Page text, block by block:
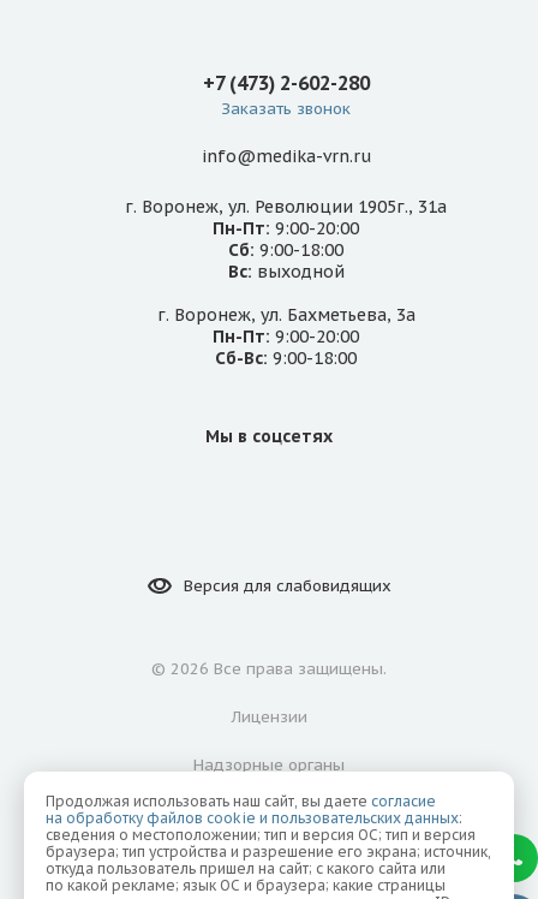
+7 (473) 2-602-280
Заказать звонок
info@medika-vrn.ru
г. Воронеж, ул. Революции 1905г., 31а
Пн-Пт: 9:00-20:00
Сб: 9:00-18:00
Вс: выходной
г. Воронеж, ул. Бахметьева, 3а
Пн-Пт: 9:00-20:00
Сб-Вс: 9:00-18:00
Мы в соцсетях
Версия для слабовидящих
© 2026 Все права защищены.
Лицензии
Надзорные органы
Политика конфиденциальности
Согласие на обработку персональных данных
Продолжая использовать наш сайт, вы даете согласие
на обработку файлов cookie и пользовательских данных:
сведения о местоположении; тип и версия ОС; тип и версия
браузера; тип устройства и разрешение его экрана; источник,
откуда пользователь пришел на сайт; с какого сайта или
по какой рекламе; язык ОС и браузера; какие страницы